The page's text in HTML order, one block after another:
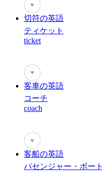
♥
切符の英語
ティケット
ticket
♥
客車の英語
コーチ
coach
♥
客船の英語
パセンジャー・ボート